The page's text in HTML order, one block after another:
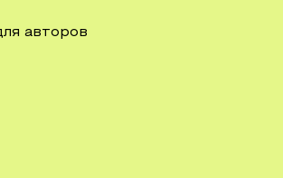
авторов